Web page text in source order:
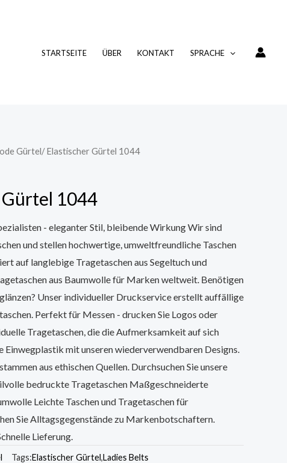
STARTSEITE ÜBER KONTAKT SPRACHE
Gürtel/ Elastischer Gürtel 1044
1044
- eleganter Stil, bleibende Wirkung Wir sind
und stellen hochwertige, umweltfreundliche Taschen
auf langlebige Tragetaschen aus Segeltuch und
aus Baumwolle für Marken weltweit. Benötigen
Unser individueller Druckservice erstellt auffällige
Perfekt für Messen - drucken Sie Logos oder
Tragetaschen, die die Aufmerksamkeit auf sich
Einwegplastik mit unseren wiederverwendbaren Designs.
aus ethischen Quellen. Durchsuchen Sie unsere
bedruckte Tragetaschen Maßgeschneiderte
Leichte Taschen und Tragetaschen für
Sie Alltagsgegenstände zu Markenbotschaftern.
Lieferung.
Tags:Elastischer Gürtel,Ladies Belts